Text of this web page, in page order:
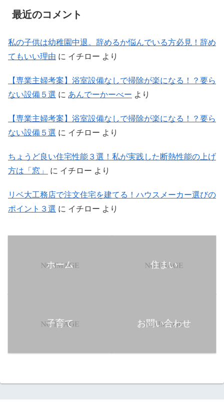
最近のコメント
私の子供は幼稚園中退。辞めるか悩んでいる方必見！辞め
てもいい理由 に イチロー より
【専業主婦考案】浴室設備なしで掃除が楽になる！？要ら
ない設備５選 に あんでーかーべー より
【専業主婦考案】浴室設備なしで掃除が楽になる！？要ら
ない設備５選 に イチロー より
ちょうど良い住宅性能３選！私が実践した断熱性能の上げ
方は「窓」
に イチロー より
リベ大工務店で注文住宅を建てる！ハウスメーカー選びの
ポイント３選 に イチロー より
ホーム 住まい
子育て お問い合わせ